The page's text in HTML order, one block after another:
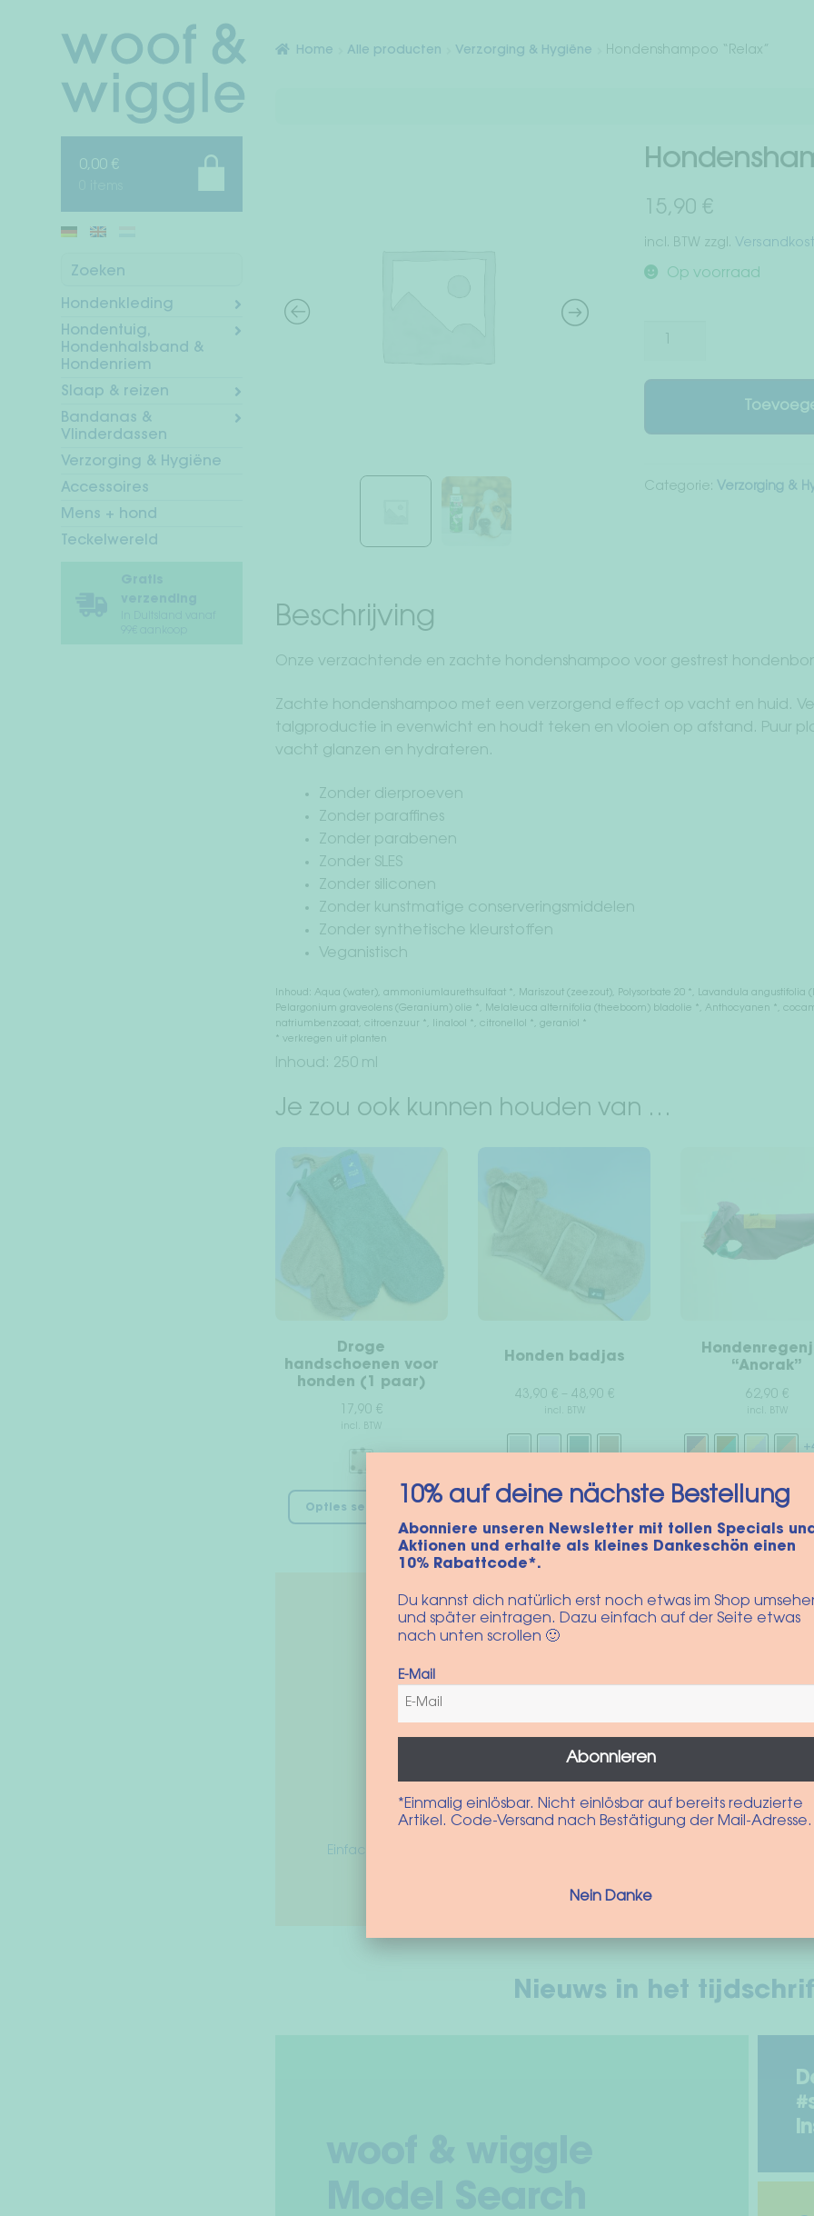
door
naar
naar
de
0,00 €
Zoeken
Hondenkleding
Hondentuig,
Hondenhalsband &
Hondenriem
Slaap & reizen
Bandanas &
Vlinderdassen
Verzorging & Hygiëne
Accessoires
Mens + hond
Teckelwereld
Home Alle producten Verzorging & Hygiëne Hondenshampoo “Relax”
15,90€
incl. BTW zzgl.
Op voorraad
Hondenshampoo
aantal
Categorie: Verzorging &
Beschrijving
Onze verzachtende en zachte hondenshampoo voor gestrest
Zachte hondenshampoo met een verzorgend effect op vacht en huid.
talgproductie in evenwicht en houdt teken en vlooien op afstand. Puur
vacht glanzen en hydrateren.
Zonder dierproeven
Zonder paraffines
Zonder parabenen
Zonder SLES
Zonder siliconen
Zonder kunstmatige conserveringsmiddelen
Zonder synthetische kleurstoffen
Veganistisch
Inhoud: Aqua (water), ammoniumlaurethsulfaat *, Mariszout (zeezout), Polysorbate 20 *, Lavandula
Pelargonium graveolens (Geranium) olie *, Melaleuca alternifolia (theeboom) bladolie *, Anthocyanen *,
natriumbenzoaat, citroenzuur *, linalool *, citronellol *, geraniol *
* verkregen uit planten
Inhoud: 250 ml
Je zou ook kunnen houden van …
Droge
handschoenen voor
honden (1 paar)
17,90€
incl. BTW
Opties selecteren
Dit
heeft
meerdere
variaties.
optie
kan
worden
de
Honden badjas
43,90 €– 48,90 €
incl. BTW
Opties selecteren
product
meerdere
variaties.
optie
kan
“Anorak”
62,90 €
incl. BTW
Opties
10% auf deine nächste
Einfach für unseren Newsletter anmelden und die neusten Produkte und
Zur Anmeldung
Nieuws in het
10% auf deine nächste Bestellung
Abonniere unseren Newsletter mit tollen Specials und
Aktionen und erhalte als kleines Dankeschön einen
10% Rabattcode*.
Du kannst dich natürlich erst noch etwas im Shop
und später eintragen. Dazu einfach auf der Seite etwas
nach unten scrollen 🙂
E-Mail
Abonnieren
*Einmalig einlösbar. Nicht einlösbar auf bereits reduzierte
Artikel. Code-Versand nach Bestätigung der Mail-Adresse.
Nein Danke